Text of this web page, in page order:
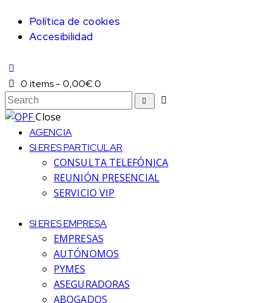
Política de cookies
Accesibilidad
0 items- 0,00€0
Close
AGENCIA
SI ERES PARTICULAR
CONSULTA TELEFÓNICA
REUNIÓN PRESENCIAL
SERVICIO VIP
SI ERES EMPRESA
EMPRESAS
AUTÓNOMOS
PYMES
ASEGURADORAS
ABOGADOS